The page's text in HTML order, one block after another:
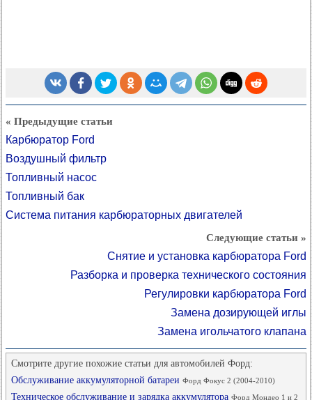
« Предыдущие статьи
Карбюратор Ford
Воздушный фильтр
Топливный насос
Топливный бак
Система питания карбюраторных двигателей
Следующие статьи »
Снятие и установка карбюратора Ford
Разборка и проверка технического состояния
Регулировки карбюратора Ford
Замена дозирующей иглы
Замена игольчатого клапана
Смотрите другие похожие статьи для автомобилей Форд:
Обслуживание аккумуляторной батареи Форд Фокус 2 (2004-2010)
Техническое обслуживание и зарядка аккумулятора Форд Мондео 1 и 2